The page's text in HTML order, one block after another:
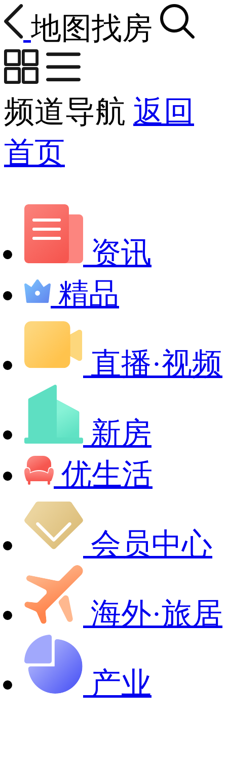
地图找房
频道导航 返回
首页
资讯
精品
直播·视频
新房
优生活
会员中心
海外·旅居
产业